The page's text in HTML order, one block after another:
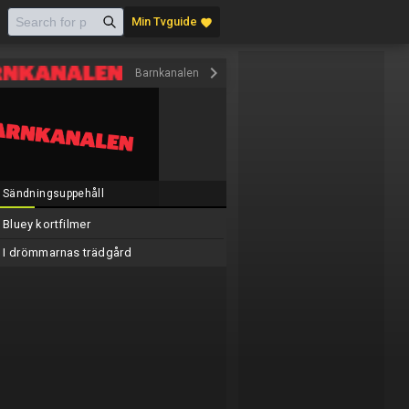
Min Tvguide favorite
Barnkanalen keyboard_arrow_right
Sändningsuppehåll
Bluey kortfilmer
I drömmarnas trädgård